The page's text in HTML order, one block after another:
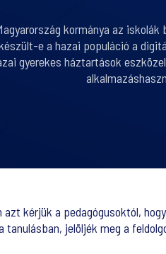
kormánya az
e a hazai populáció a
gyerekes háztartások
azt kérjük a pedagógusoktól,
jelöljék meg a